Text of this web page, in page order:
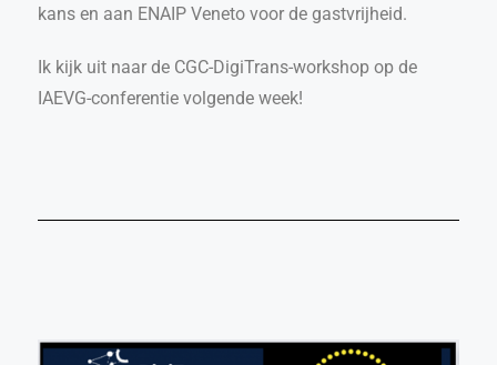
kans en aan ENAIP Veneto voor de gastvrijheid.
Ik kijk uit naar de CGC-DigiTrans-workshop op de
IAEVG-conferentie volgende week!